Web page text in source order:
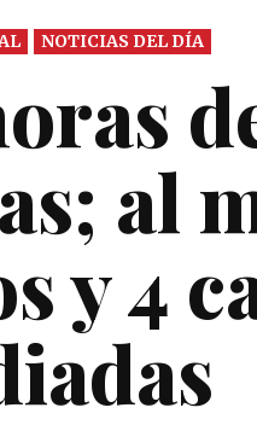
NOTICIAS DEL DÍA
al
y 4